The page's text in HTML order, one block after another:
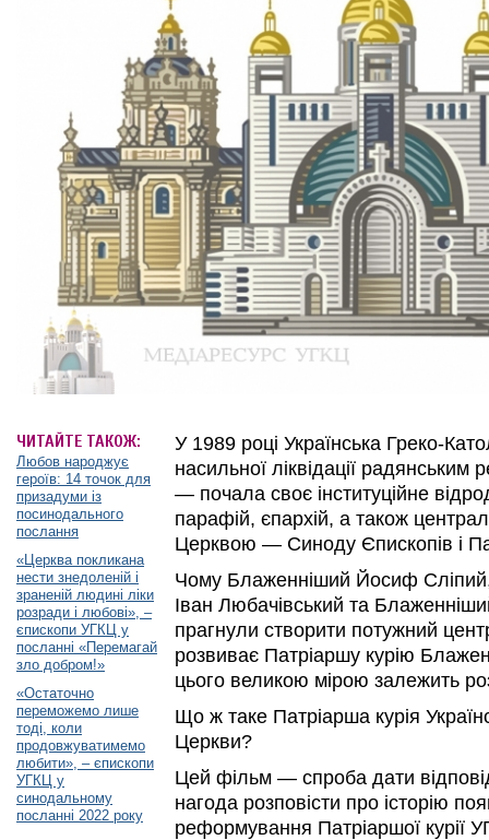
ЧИТАЙТЕ ТАКОЖ:
Любов народжує
героїв: 14 точок для
призадуми із
посинодального
послання
«Церква покликана
нести знедоленій і
зраненій людині ліки
розради і любові», –
єпископи УГКЦ у
посланні «Перемагай
зло добром!»
«Остаточно
переможемо лише
тоді, коли
продовжуватимемо
любити», – єпископи
УГКЦ у
синодальному
посланні 2022 року
У 1989 році Українська Греко-
насильної ліквідації
— почала своє інституційне
парафій, єпархій, а також
Церквою — Синоду Єпископів і
Чому Блаженніший Йосиф
Іван Любачівський та
прагнули створити потужний
розвиває Патріаршу курію
цього великою мірою залежить
Що ж таке Патріарша курія
Церкви?
Цей фільм — спроба дати
нагода розповісти про історію
реформування Патріаршої курії